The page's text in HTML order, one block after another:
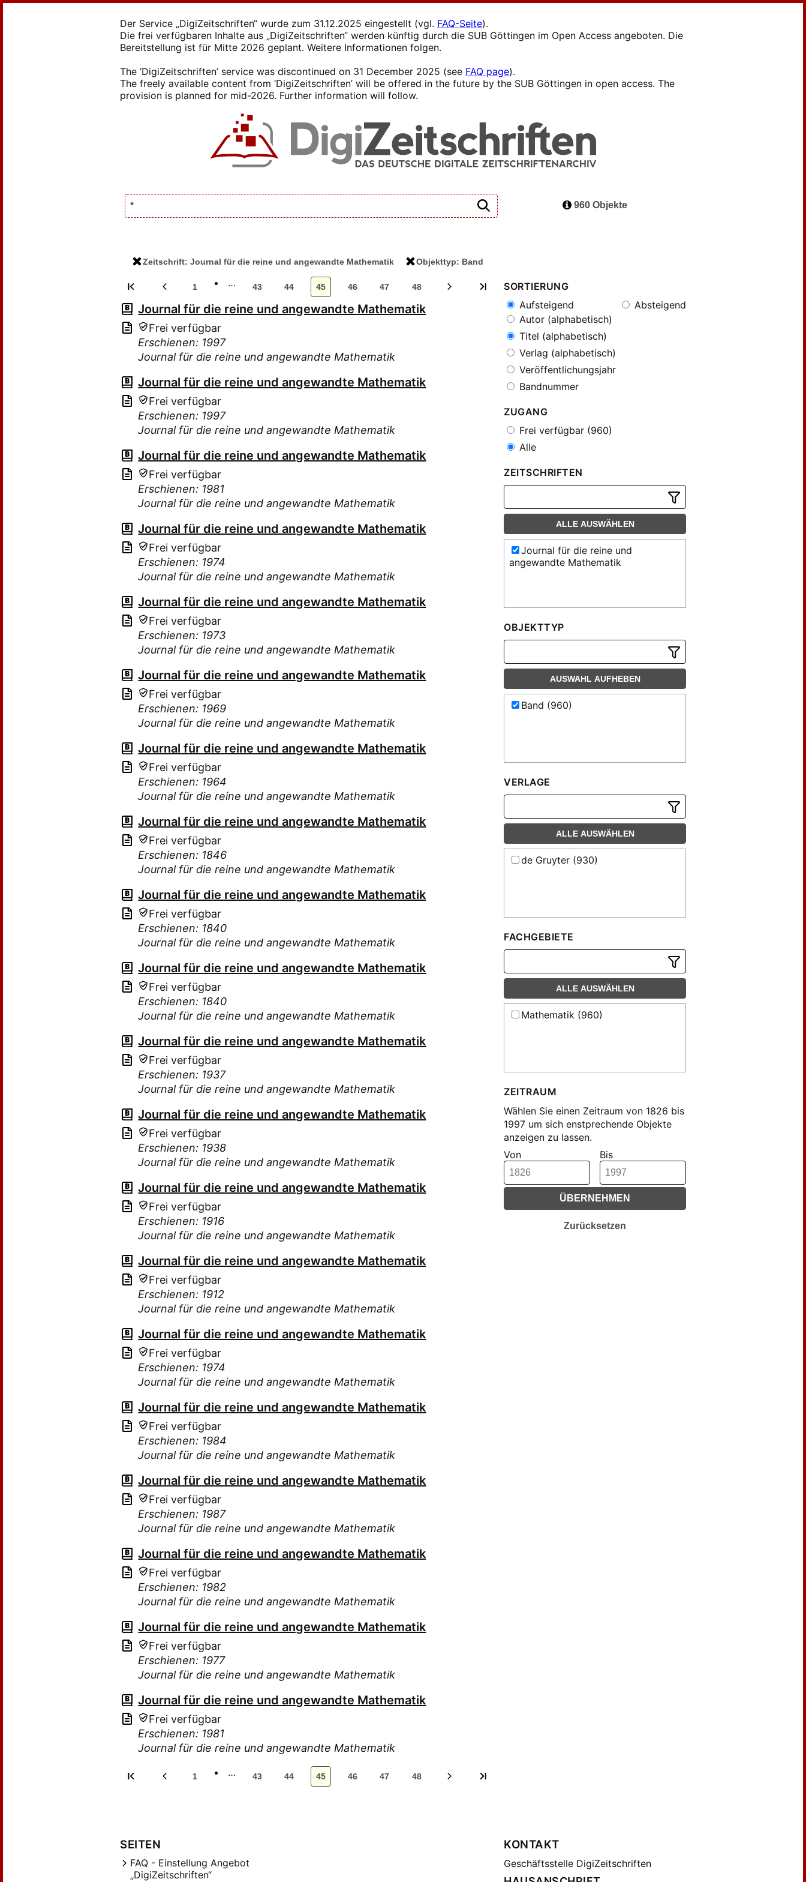
Der Service „DigiZeitschriften“ wurde zum 31.12.2025 eingestellt (vgl. FAQ-Seite).
Die frei verfügbaren Inhalte aus „DigiZeitschriften“ werden künftig durch die SUB Göttingen im Open Access angeboten. Die
Bereitstellung ist für Mitte 2026 geplant. Weitere Informationen folgen.
The ‘DigiZeitschriften’ service was discontinued on 31 December 2025 (see FAQ page).
The freely available content from ‘DigiZeitschriften’ will be offered in the future by the SUB Göttingen in open access. The
provision is planned for mid-2026. Further information will follow.
Zeitschrift: Journal für die reine und angewandte Mathematik Objekttyp: Band
960 Objekte
1 … 43 44 45 46 47 48
Journal für die reine und angewandte Mathematik
Frei verfügbar
Erschienen: 1997
Journal für die reine und angewandte Mathematik
Journal für die reine und angewandte Mathematik
Frei verfügbar
Erschienen: 1997
Journal für die reine und angewandte Mathematik
Journal für die reine und angewandte Mathematik
Frei verfügbar
Erschienen: 1981
Journal für die reine und angewandte Mathematik
Journal für die reine und angewandte Mathematik
Frei verfügbar
Erschienen: 1974
Journal für die reine und angewandte Mathematik
Journal für die reine und angewandte Mathematik
Frei verfügbar
Erschienen: 1973
Journal für die reine und angewandte Mathematik
Journal für die reine und angewandte Mathematik
Frei verfügbar
Erschienen: 1969
Journal für die reine und angewandte Mathematik
Journal für die reine und angewandte Mathematik
Frei verfügbar
Erschienen: 1964
Journal für die reine und angewandte Mathematik
Journal für die reine und angewandte Mathematik
Frei verfügbar
Erschienen: 1846
Journal für die reine und angewandte Mathematik
Journal für die reine und angewandte Mathematik
Frei verfügbar
Erschienen: 1840
Journal für die reine und angewandte Mathematik
Journal für die reine und angewandte Mathematik
Frei verfügbar
Erschienen: 1840
Journal für die reine und angewandte Mathematik
Journal für die reine und angewandte Mathematik
Frei verfügbar
Erschienen: 1937
Journal für die reine und angewandte Mathematik
Journal für die reine und angewandte Mathematik
Frei verfügbar
Erschienen: 1938
Journal für die reine und angewandte Mathematik
Journal für die reine und angewandte Mathematik
Frei verfügbar
Erschienen: 1916
Journal für die reine und angewandte Mathematik
Journal für die reine und angewandte Mathematik
Frei verfügbar
Erschienen: 1912
Journal für die reine und angewandte Mathematik
Journal für die reine und angewandte Mathematik
Frei verfügbar
Erschienen: 1974
Journal für die reine und angewandte Mathematik
Journal für die reine und angewandte Mathematik
Frei verfügbar
Erschienen: 1984
Journal für die reine und angewandte Mathematik
Journal für die reine und angewandte Mathematik
Frei verfügbar
Erschienen: 1987
Journal für die reine und angewandte Mathematik
Journal für die reine und angewandte Mathematik
Frei verfügbar
Erschienen: 1982
Journal für die reine und angewandte Mathematik
Journal für die reine und angewandte Mathematik
Frei verfügbar
Erschienen: 1977
Journal für die reine und angewandte Mathematik
Journal für die reine und angewandte Mathematik
Frei verfügbar
Erschienen: 1981
Journal für die reine und angewandte Mathematik
1 … 43 44 45 46 47 48
SORTIERUNG
Aufsteigend
Absteigend
Autor (alphabetisch)
Titel (alphabetisch)
Verlag (alphabetisch)
Veröffentlichungsjahr
Bandnummer
ZUGANG
Frei verfügbar (960)
Alle
ZEITSCHRIFTEN
ALLE AUSWÄHLEN
Journal für die reine und
angewandte Mathematik
OBJEKTTYP
AUSWAHL AUFHEBEN
Band (960)
VERLAGE
ALLE AUSWÄHLEN
de Gruyter (930)
FACHGEBIETE
ALLE AUSWÄHLEN
Mathematik (960)
ZEITRAUM
Wählen Sie einen Zeitraum von 1826 bis
1997 um sich enstprechende Objekte
anzeigen zu lassen.
Von
Bis
ÜBERNEHMEN
Zurücksetzen
SEITEN
FAQ - Einstellung Angebot
„DigiZeitschriften“
KONTAKT
Geschäftsstelle DigiZeitschriften